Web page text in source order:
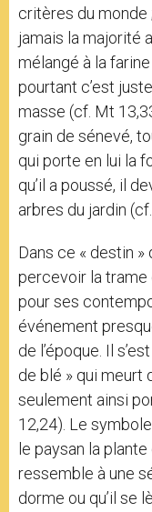
critères du monde
jamais la majorité
mélangé à la
pourtant c’est
masse (cf. Mt
grain de sénevé,
qui porte en lui la
qu’il a poussé, il
arbres du jardin
Dans ce « destin »
percevoir la trame
pour ses
événement
de l’époque. Il
de blé » qui meurt
seulement ainsi
12,24). Le
le paysan la
ressemble à une
dorme ou qu’il se